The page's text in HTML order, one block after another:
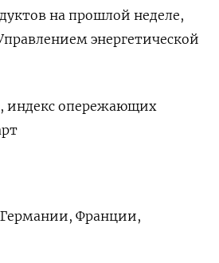
на прошлой неделе,
энергетической
индекс опережающих
Франции,